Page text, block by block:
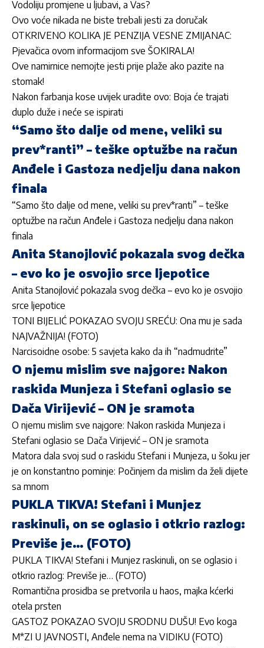
Vodoliju promjene u ljubavi, a Vas?
Ovo voće nikada ne biste trebali jesti za doručak
OTKRIVENO KOLIKA JE PENZIJA VESNE ZMIJANAC:
Pjevačica ovom informacijom sve ŠOKIRALA!
Ove namirnice nemojte jesti prije plaže ako pazite na
stomak!
Nakon farbanja kose uvijek uradite ovo: Boja će trajati
duplo duže i neće se ispirati
“Samo što dalje od mene, veliki su
prev*ranti” – teške optužbe na račun
Anđele i Gastoza nedjelju dana nakon
finala
“Samo što dalje od mene, veliki su prev*ranti” – teške
optužbe na račun Anđele i Gastoza nedjelju dana nakon
finala
Anita Stanojlović pokazala svog dečka
– evo ko je osvojio srce ljepotice
Anita Stanojlović pokazala svog dečka – evo ko je osvojio
srce ljepotice
TONI BIJELIĆ POKAZAO SVOJU SREĆU: Ona mu je sada
NAJVAŽNIJA! (FOTO)
Narcisoidne osobe: 5 savjeta kako da ih “nadmudrite”
O njemu mislim sve najgore: Nakon
raskida Munjeza i Stefani oglasio se
Dača Virijević – ON je sramota
O njemu mislim sve najgore: Nakon raskida Munjeza i
Stefani oglasio se Dača Virijević – ON je sramota
Matora dala svoj sud o raskidu Stefani i Munjeza, u šoku jer
je on konstantno pominje: Počinjem da mislim da želi dijete
sa mnom
PUKLA TIKVA! Stefani i Munjez
raskinuli, on se oglasio i otkrio razlog:
Previše je… (FOTO)
PUKLA TIKVA! Stefani i Munjez raskinuli, on se oglasio i
otkrio razlog: Previše je… (FOTO)
Romantična prosidba se pretvorila u haos, majka kćerki
otela prsten
GASTOZ POKAZAO SVOJU SRODNU DUŠU! Evo koga
M*ZI U JAVNOSTI, Anđele nema na VIDIKU (FOTO)